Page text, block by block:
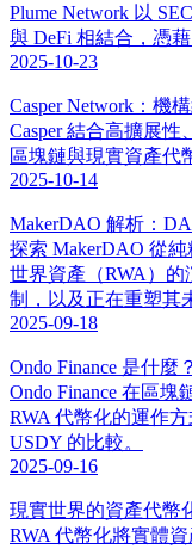
Plume Network 以
與 DeFi 相結合，憑
2025-10-23
Casper Network：機
Casper 結合高擴展
區塊鏈與現實資產代
2025-10-14
MakerDAO 解析：
探索 MakerDAO 從
世界資產（RWA）
制，以及正在重塑其
2025-09-18
Ondo Finance 是什麼
Ondo Finance 在區
RWA 代幣化的運作
USDY 的比較。
2025-09-16
現實世界的資產代幣
RWA 代幣化將實體